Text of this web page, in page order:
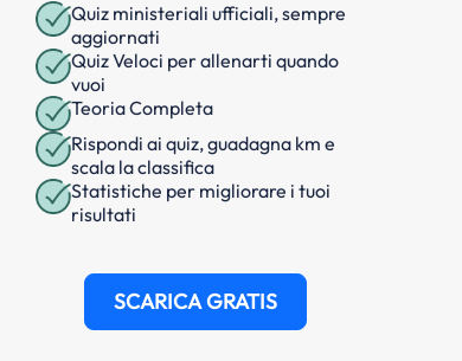
Quiz ministeriali ufficiali, sempre
aggiornati
Quiz Veloci per allenarti quando
vuoi
Teoria Completa
Rispondi ai quiz, guadagna km e
scala la classifica
Statistiche per migliorare i tuoi
risultati
SCARICA GRATIS